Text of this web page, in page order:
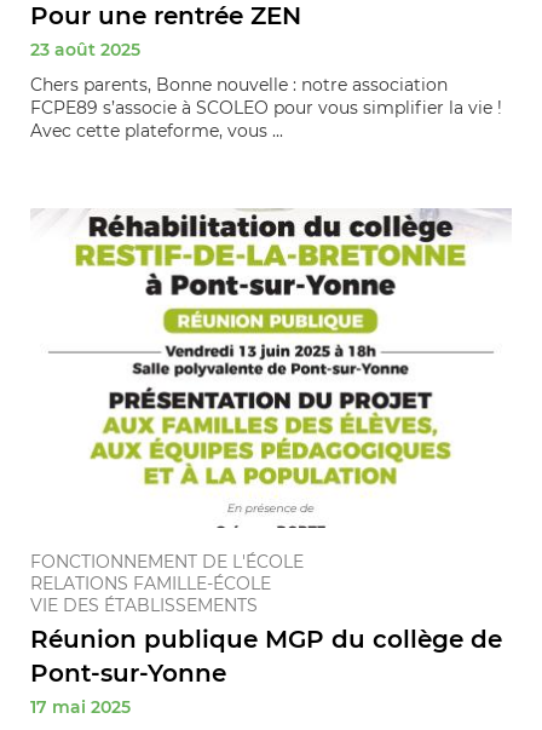
Pour une rentrée ZEN
23 août 2025
Chers parents, Bonne nouvelle : notre association
FCPE89 s’associe à SCOLEO pour vous simplifier la vie !
Avec cette plateforme, vous ...
FONCTIONNEMENT DE L'ÉCOLE
RELATIONS FAMILLE-ÉCOLE
VIE DES ÉTABLISSEMENTS
Réunion publique MGP du collège de
Pont-sur-Yonne
17 mai 2025